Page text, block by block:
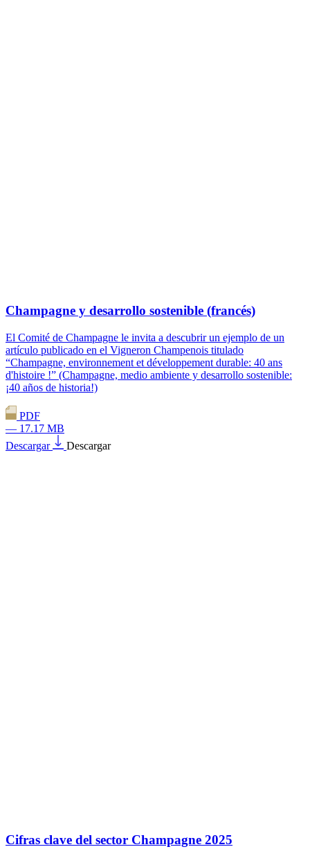
Champagne y desarrollo sostenible (francés)
El Comité de Champagne le invita a descubrir un ejemplo de un
artículo publicado en el Vigneron Champenois titulado
“Champagne, environnement et développement durable: 40 ans
d'histoire !” (Champagne, medio ambiente y desarrollo sostenible:
¡40 años de historia!)
PDF
— 17.17 MB
Descargar
Descargar
Cifras clave del sector Champagne 2025